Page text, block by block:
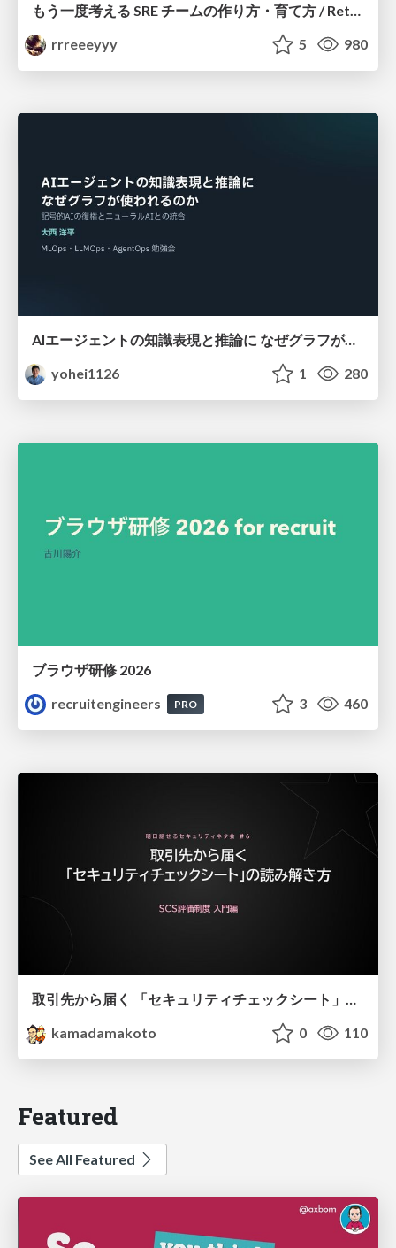
もう一度考える SRE チームの作り方・育て方 / Rethinking SRE #1: Building and Growing SRE Teams
rrreeeyyy
5 980
AIエージェントの知識表現と推論に なぜグラフが使われるのか - 記号的AIの復権とニューラルAIとの統合
yohei1126
1 280
ブラウザ研修 2026
recruitengineers
PRO 3 460
取引先から届く 「セキュリティチェックシート」の読み解き方
kamadamakoto
0 110
Featured
See All Featured